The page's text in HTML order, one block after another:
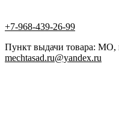
+7-968-439-26-99
Пункт выдачи товара: МО,
mechtasad.ru@yandex.ru